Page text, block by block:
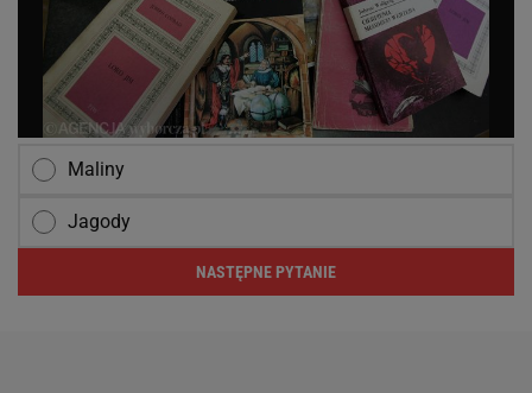
Maliny
Jagody
NASTĘPNE PYTANIE